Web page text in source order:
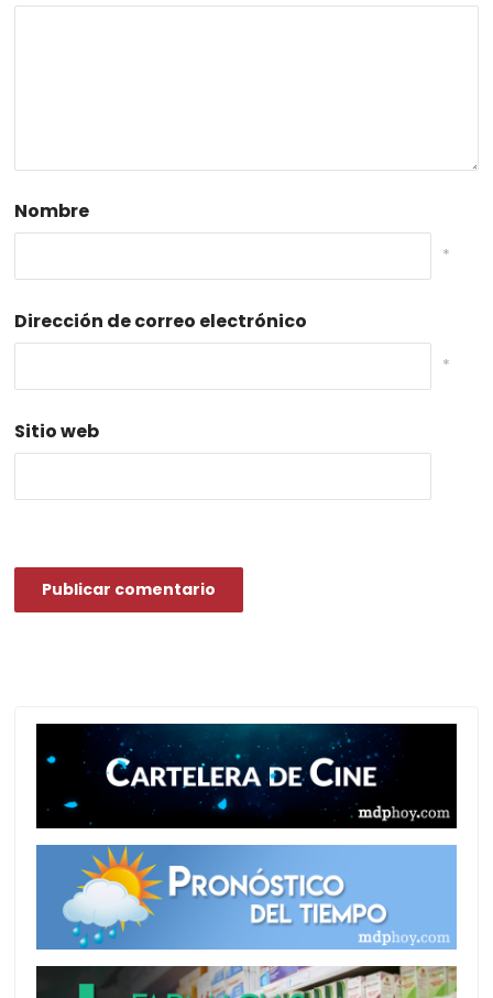
Nombre
*
Dirección de correo electrónico
*
Sitio web